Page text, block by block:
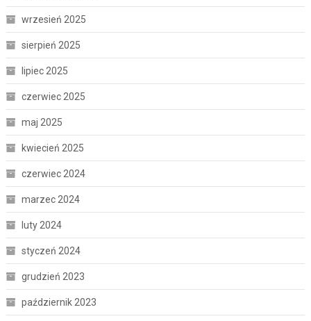
wrzesień 2025
sierpień 2025
lipiec 2025
czerwiec 2025
maj 2025
kwiecień 2025
czerwiec 2024
marzec 2024
luty 2024
styczeń 2024
grudzień 2023
październik 2023